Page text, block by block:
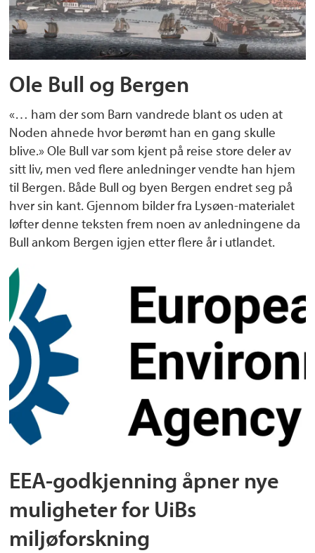
Ole Bull og Bergen
«… ham der som Barn vandrede blant os uden at
Noden ahnede hvor berømt han en gang skulle
blive.» Ole Bull var som kjent på reise store deler av
sitt liv, men ved flere anledninger vendte han hjem
til Bergen. Både Bull og byen Bergen endret seg på
hver sin kant. Gjennom bilder fra Lysøen-materialet
løfter denne teksten frem noen av anledningene da
Bull ankom Bergen igjen etter flere år i utlandet.
EEA-godkjenning åpner nye
muligheter for UiBs
miljøforskning